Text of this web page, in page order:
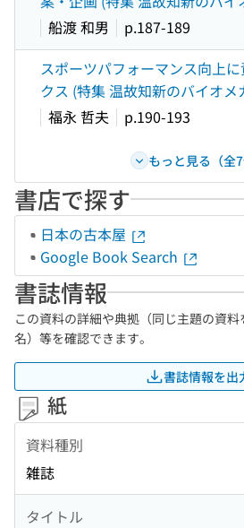
船渡 和男
p.187-189
スポーツパフォーマンス向上
クス (特集 温故知新のバイオメ
福永 哲夫
p.190-193
もっと見る（全7
書店で探す
日本の古本屋
Google Book Search
書誌情報
この資料の詳細や典拠（同じ主題の資
名）等を確認できます。
書誌情報を出
紙
資料種別
雑誌
タイトル